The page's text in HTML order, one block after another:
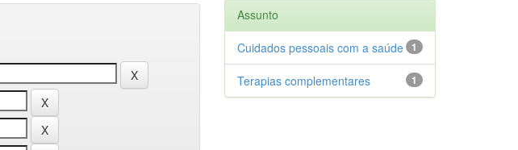
Assunto
1
Cuidados pessoais com a saúde
1
Terapias complementares